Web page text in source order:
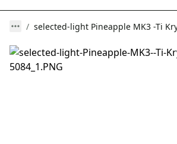
selected-light Pineapple MK3 -Ti